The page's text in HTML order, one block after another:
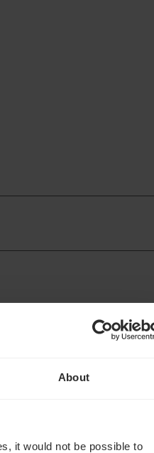
About
it would not be possible to